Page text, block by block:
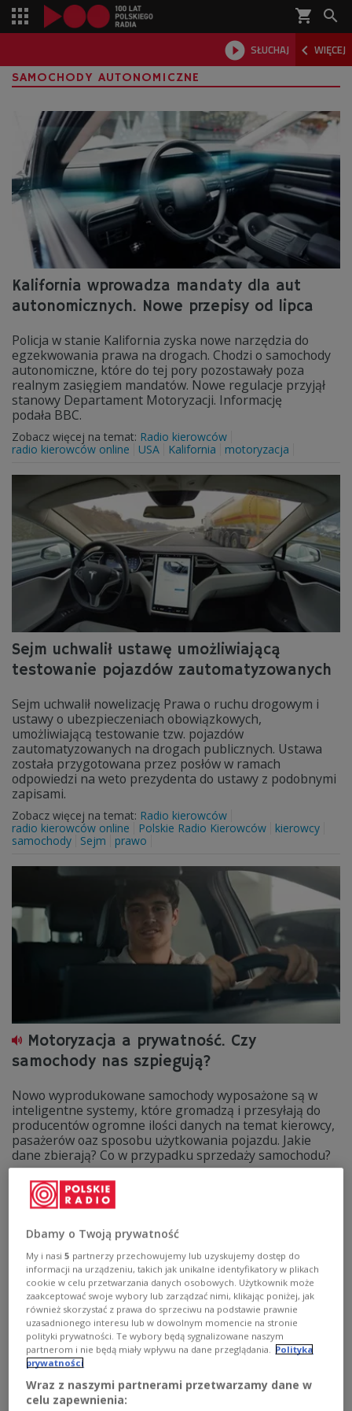
shopping_cart 
 SŁUCHAJ  WIĘCEJ

SAMOCHODY AUTONOMICZNE
Kalifornia wprowadza mandaty dla aut
autonomicznych. Nowe przepisy od lipca
Policja w stanie Kalifornia zyska nowe narzędzia do
egzekwowania prawa na drogach. Chodzi o samochody
autonomiczne, które do tej pory pozostawały poza
realnym zasięgiem mandatów. Nowe regulacje przyjął
stanowy Departament Motoryzacji. Informację
podała BBC.
Zobacz więcej na temat: Radio kierowców
radio kierowców online
USA Kalifornia motoryzacja
Sejm uchwalił ustawę umożliwiającą
testowanie pojazdów zautomatyzowanych
Sejm uchwalił nowelizację Prawa o ruchu drogowym i
ustawy o ubezpieczeniach obowiązkowych,
umożliwiającą testowanie tzw. pojazdów
zautomatyzowanych na drogach publicznych. Ustawa
została przygotowana przez posłów w ramach
odpowiedzi na weto prezydenta do ustawy z podobnymi
zapisami.
Zobacz więcej na temat: Radio kierowców
radio kierowców online
Polskie Radio Kierowców
kierowcy
samochody
Sejm prawo
Motoryzacja a prywatność. Czy
samochody nas szpiegują?
Nowo wyprodukowane samochody wyposażone są w
inteligentne systemy, które gromadzą i przesyłają do
producentów ogromne ilości danych na temat kierowcy,
pasażerów oaz sposobu użytkowania pojazdu. Jakie
dane zbierają? Co w przypadku sprzedaży samochodu?
Zobacz więcej na temat:
radio kierowców online
motoryzacja
samochody
Projekt DARTS-PL. Naukowcy pomogą we
Dbamy o Twoją prywatność
My i nasi5 partnerzy przechowujemy lub uzyskujemy dostęp do
informacji na urządzeniu, takich jak unikalne identyfikatory w plikach
cookie w celu przetwarzania danych osobowych. Użytkownik może
zaakceptować swoje wybory lub zarządzać nimi, klikając poniżej, jak
również skorzystać z prawa do sprzeciwu na podstawie prawnie
uzasadnionego interesu lub w dowolnym momencie na stronie
polityki prywatności. Te wybory będą sygnalizowane naszym
partnerom i nie będą miały wpływu na dane przeglądania. Polityka
prywatności
Wraz z naszymi partnerami przetwarzamy dane w
celu zapewnienia: